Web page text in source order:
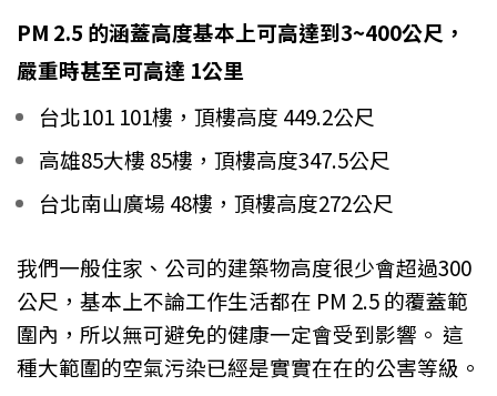
PM 2.5 的涵蓋高度基本上可高達到3~400公尺，
嚴重時甚至可高達 1公里
台北101 101樓，頂樓高度 449.2公尺
高雄85大樓 85樓，頂樓高度347.5公尺
台北南山廣場 48樓，頂樓高度272公尺
我們一般住家、公司的建築物高度很少會超過300
公尺，基本上不論工作生活都在 PM 2.5 的覆蓋範
圍內，所以無可避免的健康一定會受到影響。 這
種大範圍的空氣污染已經是實實在在的公害等級。